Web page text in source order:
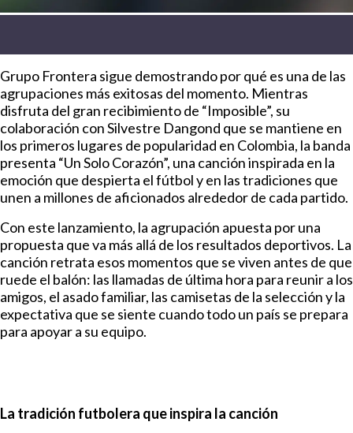
Grupo Frontera sigue demostrando por qué es una de las
agrupaciones más exitosas del momento. Mientras
disfruta del gran recibimiento de “Imposible”, su
colaboración con Silvestre Dangond que se mantiene en
los primeros lugares de popularidad en Colombia, la banda
presenta “Un Solo Corazón”, una canción inspirada en la
emoción que despierta el fútbol y en las tradiciones que
unen a millones de aficionados alrededor de cada partido.
Con este lanzamiento, la agrupación apuesta por una
propuesta que va más allá de los resultados deportivos. La
canción retrata esos momentos que se viven antes de que
ruede el balón: las llamadas de última hora para reunir a los
amigos, el asado familiar, las camisetas de la selección y la
expectativa que se siente cuando todo un país se prepara
para apoyar a su equipo.
La tradición futbolera que inspira la canción